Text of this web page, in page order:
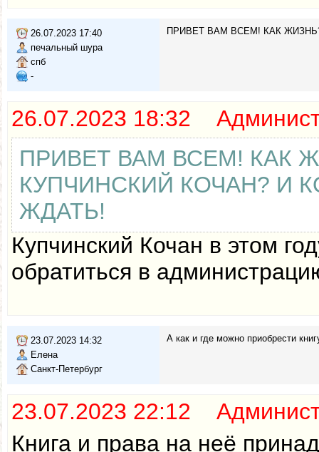
26.07.2023 17:40
печальный шура
спб
-
ПРИВЕТ ВАМ ВСЕМ! КАК
26.07.2023 18:32
ПРИВЕТ ВАМ ВСЕМ! КАК
КУПЧИНСКИЙ КОЧАН? И
ЖДАТЬ!
Купчинский Кочан в этом
обратиться в
23.07.2023 14:32
Елена
Санкт-Петербург
А как и где можно приобрести
23.07.2023 22:12
Книга и права на неё